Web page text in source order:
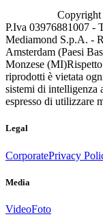
P.Iva 03976881007 -
Mediamond S.p.A. -
Amsterdam (Paesi
Monzese (MI)
riprodotti è vietata
sistemi di intelligenza
espresso di utilizzare
Legal
CorporatePrivacy
Media
VideoFoto